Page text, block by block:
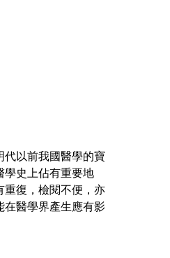
代以前我國醫學的寶
學史上佔有重要地
重復，檢閱不便，亦
在醫學界產生應有影